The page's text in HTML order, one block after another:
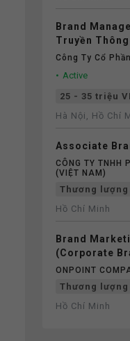
Brand
Truyền
Công Ty Cổ
Active
25 - 35 triệu
Hà Nội, Hồ Chí
Associate
CÔNG TY TNHH
(VIỆT NAM)
Thương lượng
Hồ Chí Minh
Brand
(Corporate
ONPOINT
Thương lượng
Hồ Chí Minh